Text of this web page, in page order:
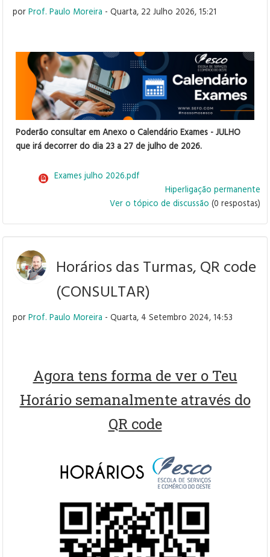
porProf. Paulo Moreira - Quarta, 22 Julho 2026, 15:21
Poderão consultar em Anexo o Calendário Exames - JULHO
que irá decorrer do dia 23 a 27 de julho de 2026.
Exames julho 2026.pdf
Hiperligação permanente
Ver o tópico de discussão (0 respostas)
Horários das Turmas, QR code
(CONSULTAR)
porProf. Paulo Moreira - Quarta, 4 Setembro 2024, 14:53
Agora tens forma de ver o Teu
Horário semanalmente através do
QR code